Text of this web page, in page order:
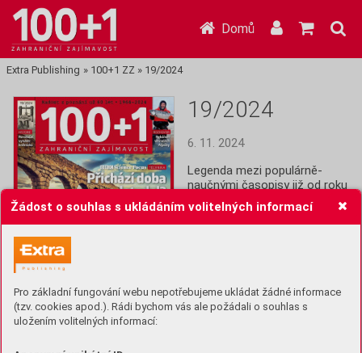
Žádost o souhlas s ukládáním volitelných informací
Pro základní fungování webu nepotřebujeme ukládat žádné informace
(tzv. cookies apod.). Rádi bychom vás ale požádali o souhlas s
uložením volitelných informací:
Domů
Extra Publishing » 100+1 ZZ » 19/2024
19/2024
6. 11. 2024
Legenda mezi populárně-
naučnými časopisy již od roku
1964! Stoplusjednička je
čtrnáctideník plný informací z
celého světa: Historie, věda,
Koupit (49 Kč)